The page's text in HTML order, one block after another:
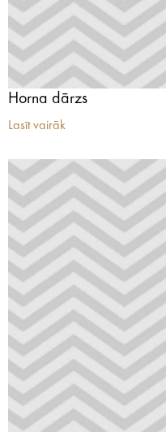
Horna dārzs
Lasīt vairāk